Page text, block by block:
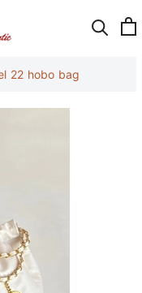
22 hobo bag